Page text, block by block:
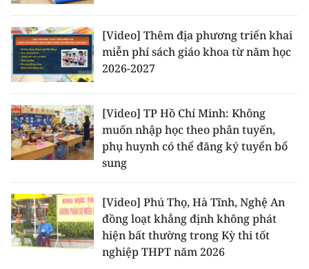
[Video] Thêm địa phương triển khai
miễn phí sách giáo khoa từ năm học
2026-2027
[Video] TP Hồ Chí Minh: Không
muốn nhập học theo phân tuyến,
phụ huynh có thể đăng ký tuyển bổ
sung
[Video] Phú Thọ, Hà Tĩnh, Nghệ An
đồng loạt khẳng định không phát
hiện bất thường trong Kỳ thi tốt
nghiệp THPT năm 2026